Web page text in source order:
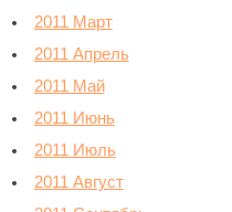
2011 Март
2011 Апрель
2011 Май
2011 Июнь
2011 Июль
2011 Август